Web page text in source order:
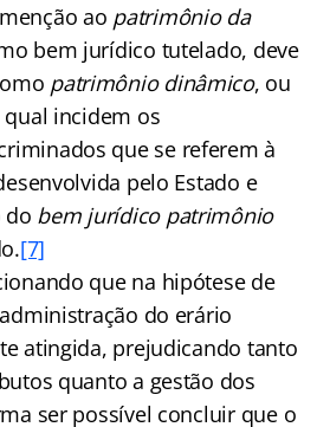
ao patrimônio da
bem jurídico tutelado, deve
patrimônio dinâmico, ou
qual incidem os
que se referem à
pelo Estado e
do bem jurídico patrimônio
[7]
que na hipótese de
do erário
atingida, prejudicando tanto
quanto a gestão dos
ser possível concluir que o